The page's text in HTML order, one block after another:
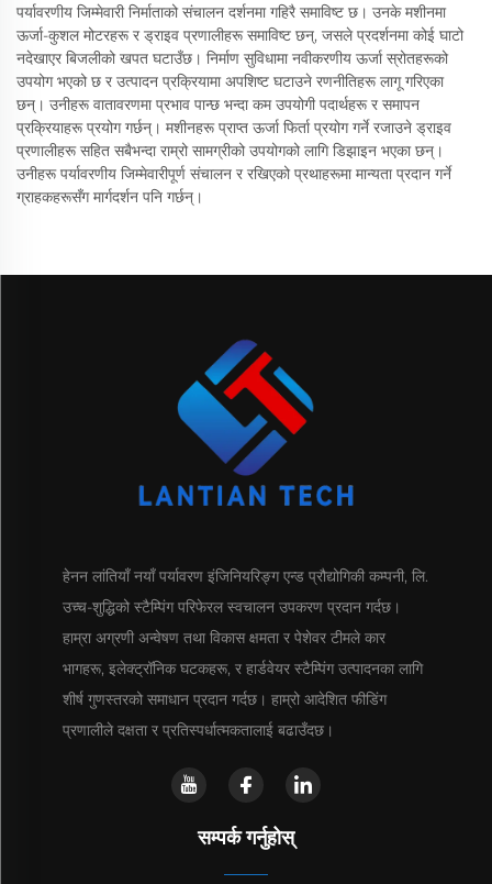
पर्यावरणीय जिम्मेवारी निर्माताको संचालन दर्शनमा गहिरै समाविष्ट छ। उनके मशीनमा
ऊर्जा-कुशल मोटरहरू र ड्राइव प्रणालीहरू समाविष्ट छन्, जसले प्रदर्शनमा कोई घाटो
नदेखाएर बिजलीको खपत घटाउँछ। निर्माण सुविधामा नवीकरणीय ऊर्जा स्रोतहरूको
उपयोग भएको छ र उत्पादन प्रक्रियामा अपशिष्ट घटाउने रणनीतिहरू लागू गरिएका
छन्। उनीहरू वातावरणमा प्रभाव पान्छ भन्दा कम उपयोगी पदार्थहरू र समापन
प्रक्रियाहरू प्रयोग गर्छन्। मशीनहरू प्राप्त ऊर्जा फिर्ता प्रयोग गर्ने रजाउने ड्राइव
प्रणालीहरू सहित सबैभन्दा राम्रो सामग्रीको उपयोगको लागि डिझाइन भएका छन्।
उनीहरू पर्यावरणीय जिम्मेवारीपूर्ण संचालन र रखिएको प्रथाहरूमा मान्यता प्रदान गर्ने
ग्राहकहरूसँग मार्गदर्शन पनि गर्छन्।
हेनन लांतियाँ नयाँ पर्यावरण इंजिनियरिङ्ग एन्ड प्रौद्योगिकी कम्पनी, लि.
उच्च-शुद्धिको स्टैम्पिंग परिफेरल स्वचालन उपकरण प्रदान गर्दछ।
हाम्रा अग्रणी अन्वेषण तथा विकास क्षमता र पेशेवर टीमले कार
भागहरू, इलेक्ट्रॉनिक घटकहरू, र हार्डवेयर स्टैम्पिंग उत्पादनका लागि
शीर्ष गुणस्तरको समाधान प्रदान गर्दछ। हाम्रो आदेशित फीडिंग
प्रणालीले दक्षता र प्रतिस्पर्धात्मकतालाई बढाउँदछ।
सम्पर्क गर्नुहोस्